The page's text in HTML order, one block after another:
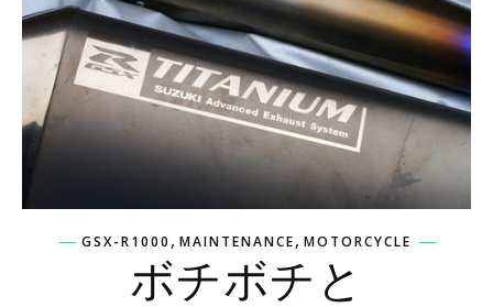
GSX-R1000 , MAINTENANCE, MOTORCYCLE
ボチボチと